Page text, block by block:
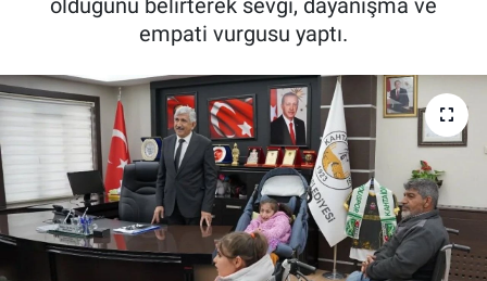
olduğunu belirterek sevgi, dayanışma ve
empati vurgusu yaptı.
Sağlık
Özel Haber
Kültür Sanat
Eğitim
Ekonomi
Haber Arşivi